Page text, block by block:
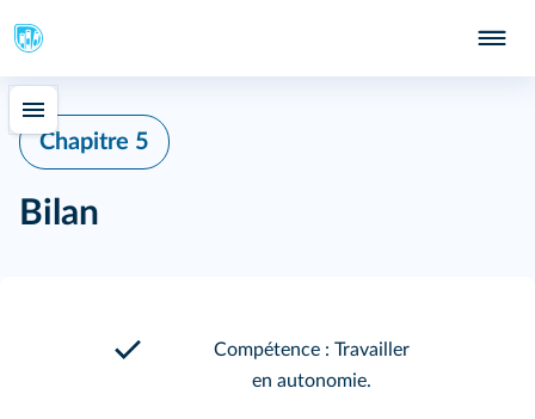
Chapitre 5
Bilan
Compétence : Travailler
en autonomie.